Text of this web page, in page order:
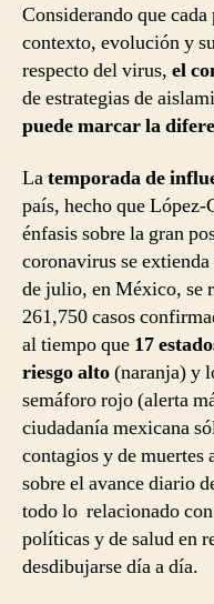
Considerando que
contexto, evolución y
respecto del virus, el
de estrategias de
puede marcar la
Latemporada de
país, hecho que
énfasis sobre la gran
coronavirus se
de julio, en México, se
261,750 casos
al tiempo que 17
riesgo alto(naranja) y
semáforo rojo (alerta
ciudadanía mexicana
contagios y de muertes
sobre el avance diario
todo lo relacionado
políticas y de salud en
desdibujarse día a día.